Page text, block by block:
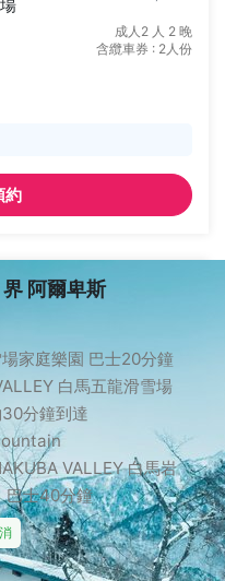
成人2 人 2 晚
含纜車券 : 2人份
約
阿爾卑斯
家庭樂園 巴士20分鐘
白馬五龍滑雪場
分鐘到達
VALLEY 白馬岩
巴士40分鐘